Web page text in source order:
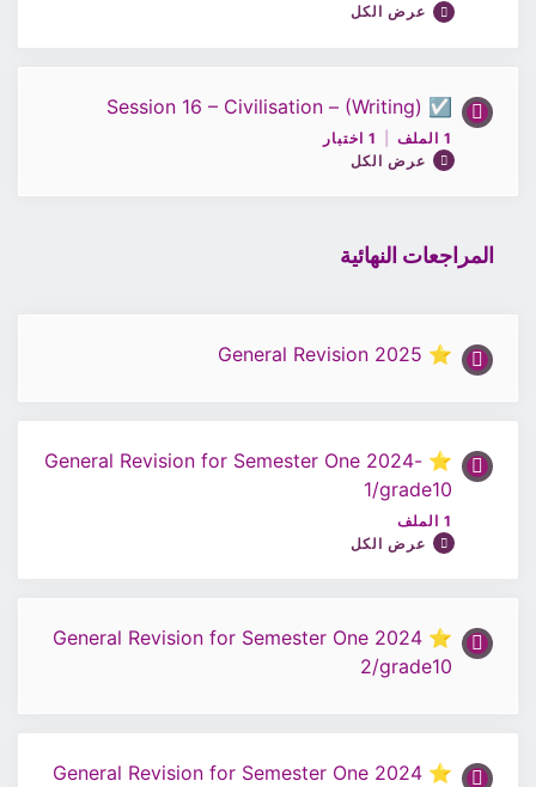
اختبار 14 / اللغة الانجليزية 10
عرض الكل
محتوى الدرس
0% مكتمل 0/1 Steps
☑️ Session 16 – Civilisation – (Writing)
1 الملف
1 اختبار
عرض الكل
محتوى الدرس
اختبار 16 / اللغة الانجليزية 10
المراجعات النهائية
⭐ 2025 General Revision
⭐ -2024 General Revision for Semester One
1/grade10
1 الملف
عرض الكل
محتوى الدرس
0% مكتمل
ملف مراجعة عامة / اللغة الإنجليزية الصف 10
⭐ 2024 General Revision for Semester One
2/grade10
⭐ 2024 General Revision for Semester One